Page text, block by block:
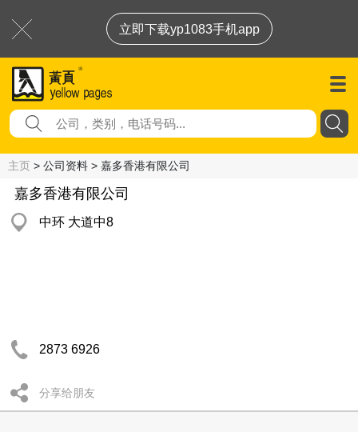
立即下载yp1083手机app
主页 > 公司资料 > 嘉多香港有限公司
嘉多香港有限公司
中环 大道中8
2873 6926
分享给朋友